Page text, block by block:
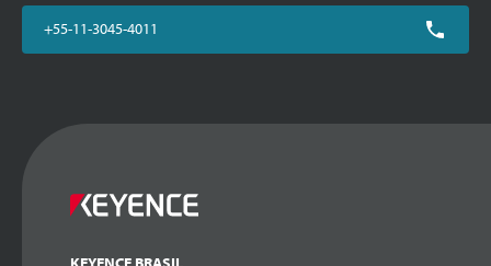
+55-11-3045-4011